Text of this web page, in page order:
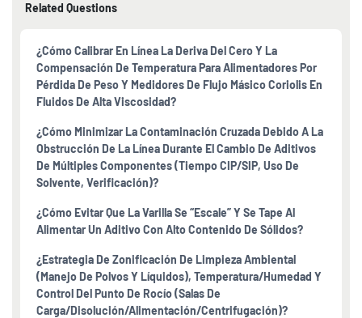
Related Questions
¿Cómo Calibrar En Línea La Deriva Del Cero Y La
Compensación De Temperatura Para Alimentadores Por
Pérdida De Peso Y Medidores De Flujo Másico Coriolis En
Fluidos De Alta Viscosidad?
¿Cómo Minimizar La Contaminación Cruzada Debido A La
Obstrucción De La Línea Durante El Cambio De Aditivos
De Múltiples Componentes (tiempo CIP/SIP, Uso De
Solvente, Verificación)?
¿Cómo Evitar Que La Varilla Se “escale” Y Se Tape Al
Alimentar Un Aditivo Con Alto Contenido De Sólidos?
¿Estrategia De Zonificación De Limpieza Ambiental
(manejo De Polvos Y Líquidos), Temperatura/humedad Y
Control Del Punto De Rocío (salas De
Carga/disolución/alimentación/centrifugación)?